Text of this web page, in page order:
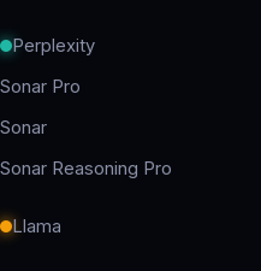
Perplexity
Sonar Pro
Sonar
Sonar Reasoning Pro
Llama